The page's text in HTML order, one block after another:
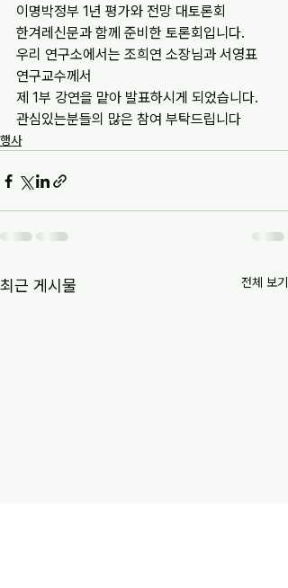
이명박정부 1년 평가와 전망 대토론회
한겨레신문과 함께 준비한 토론회입니다.
우리 연구소에서는 조희연 소장님과 서영표
연구교수께서
제 1부 강연을 맡아 발표하시게 되었습니다.
관심있는분들의 많은 참여 부탁드립니다
행사
최근 게시물 전체 보기